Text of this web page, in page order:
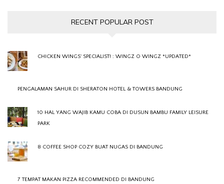
RECENT POPULAR POST
CHICKEN WINGS' SPECIALIST! : WINGZ O WINGZ *UPDATED*
PENGALAMAN SAHUR DI SHERATON HOTEL & TOWERS BANDUNG
10 HAL YANG WAJIB KAMU COBA DI DUSUN BAMBU FAMILY LEISURE
PARK
8 COFFEE SHOP COZY BUAT NUGAS DI BANDUNG
7 TEMPAT MAKAN PIZZA RECOMMENDED DI BANDUNG